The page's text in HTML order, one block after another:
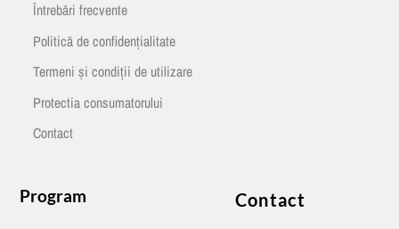
Întrebări frecvente
Politică de confidențialitate
Termeni și condiții de utilizare
Protectia consumatorului
Contact
Program Contact